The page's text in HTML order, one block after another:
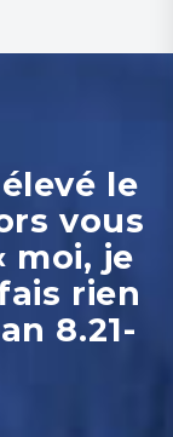
le
vous
moi, je
rien
8.21-